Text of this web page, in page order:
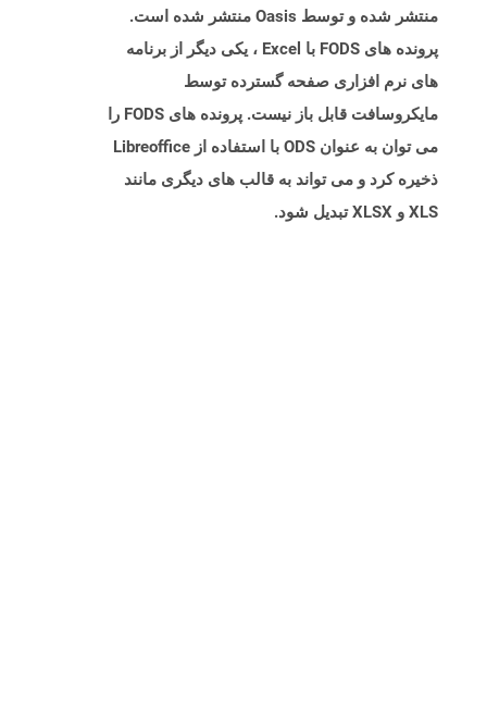
منتشر شده و توسط Oasis منتشر شده است.
پرونده های FODS با Excel ، یکی دیگر از برنامه
های نرم افزاری صفحه گسترده توسط
مایکروسافت قابل باز نیست. پرونده های FODS را
می توان به عنوان ODS با استفاده از Libreoffice
ذخیره کرد و می تواند به قالب های دیگری مانند
XLS و XLSX تبدیل شود.